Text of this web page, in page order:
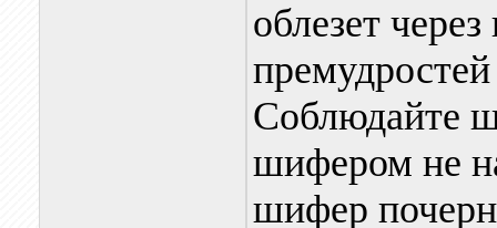
облезет
Соблюдайте
шифером не
шифер